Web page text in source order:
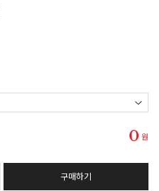
0 원
구매하기